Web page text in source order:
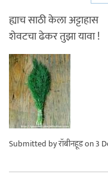
ह्याच साठी केला अट्टाहास
शेवटचा ढेकर तुझा यावा !
Submitted byरॉबीनहूडon 3